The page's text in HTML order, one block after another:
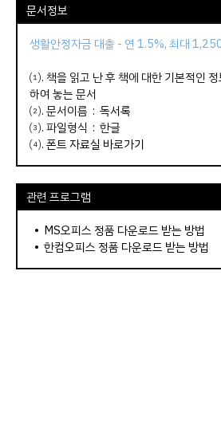
문서정보
생활안정자금 대출 - 연 1.5%, 최대
⑴. 책을 읽고 난 후 책에 대한 기본적인
하여 놓는 문서
⑵. 문서이름 : 독서록
⑶. 파일형식 : 한글
⑷.폰트 자료실 바로가기
관련 프로그램
• MS오피스 정품 다운로드 받는 방법
• 한컴오피스 정품 다운로드 받는 방법